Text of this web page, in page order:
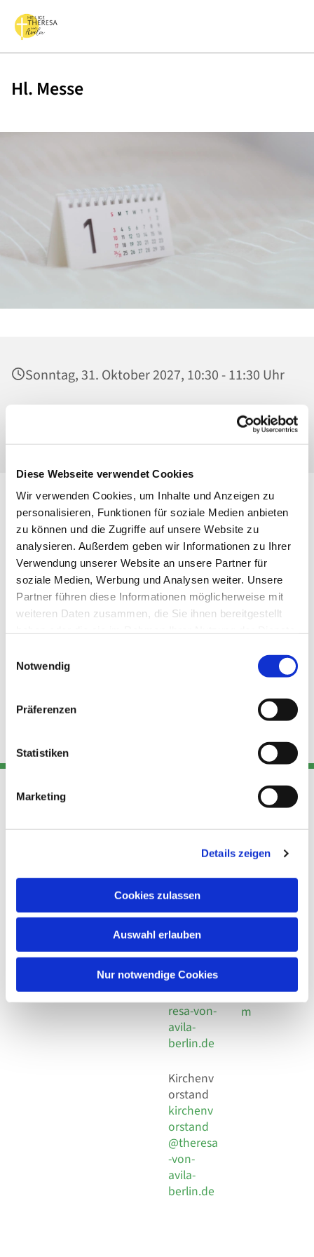
Diese Webseite verwendet Cookies
Wir verwenden Cookies, um Inhalte und Anzeigen zu
personalisieren, Funktionen für soziale Medien anbieten
zu können und die Zugriffe auf unsere Website zu
analysieren. Außerdem geben wir Informationen zu Ihrer
Verwendung unserer Website an unsere Partner für
soziale Medien, Werbung und Analysen weiter. Unsere
Partner führen diese Informationen möglicherweise mit
weiteren Daten zusammen, die Sie ihnen bereitgestellt
Notwendig
Präferenzen
Statistiken
Marketing
Details zeigen
Cookies zulassen
Auswahl erlauben
Nur notwendige Cookies
Hl. Messe
Sonntag, 31. Oktober 2027, 10:30 - 11:30 Uhr
Ss. Corpus Christi, Kirche, Conrad-Blenkle-
Adresse
Kirchengemeinde Pfarrei
Hl. Theresa von Avila Berlin
Leitender Pfarrer - Norbert
Behaimstr. 39
Kont
Telefon
+49 30
924 64 28
Fax +49
30 924 54
18
E-Mail
info@the
resa-von-
avila-
berlin.de
Kirchenv
orstand
kirchenv
orstand
@theresa
-von-
avila-
berlin.de
Links
Datensch
utz
Social
Impressu
m